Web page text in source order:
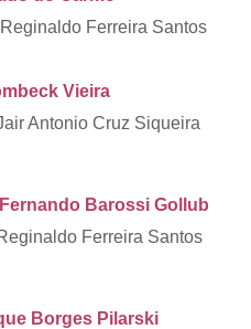
Ferreira Santos
Vieira
Antonio Cruz Siqueira
Barossi Gollub
Ferreira Santos
Borges Pilarski